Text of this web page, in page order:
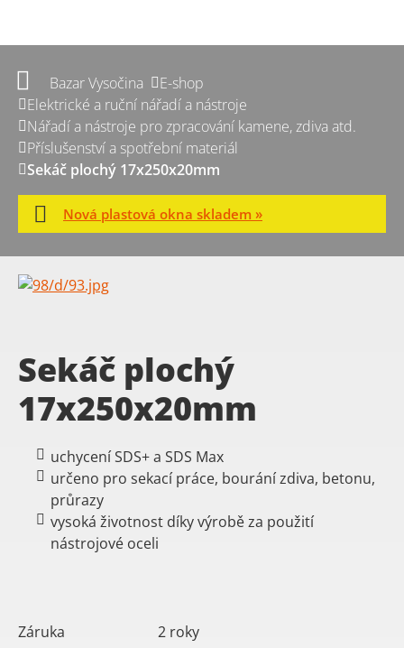
Bazar Vysočina
E-shop
Elektrické a ruční nářadí a nástroje
Nářadí a nástroje pro zpracování kamene, zdiva atd.
Příslušenství a spotřební materiál
Sekáč plochý 17x250x20mm
Nová plastová okna skladem »
Sekáč plochý
17x250x20mm
uchycení SDS+ a SDS Max
určeno pro sekací práce, bourání zdiva, betonu,
průrazy
vysoká životnost díky výrobě za použití
nástrojové oceli
Záruka
2 roky